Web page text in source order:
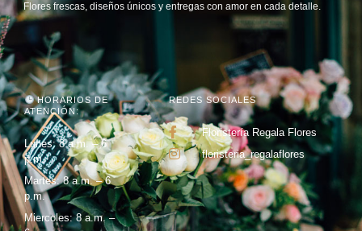
REDES SOCIALES
Floristería Regala Flores
floristeria_regalaflores
HORARIOS DE
ATENCIÓN:
Lunes: 8 a.m. – 6
p.m.
Martes: 8 a.m. – 6
p.m.
Miercoles: 8 a.m. –
Flores frescas, diseños únicos y entregas con amor en cada detalle.